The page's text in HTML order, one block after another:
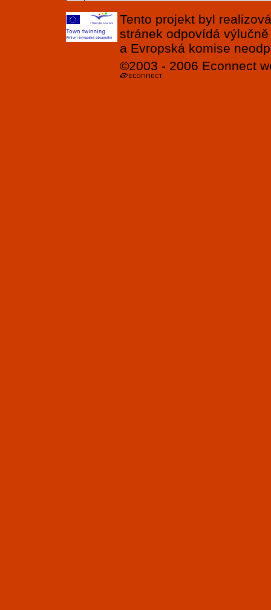
Tento projekt byl
stránek odpovídá
a Evropská komise
©2003 - 2006 Econnect